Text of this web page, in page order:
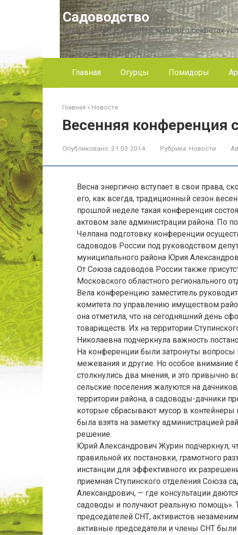
Садоводство
Садоводство — интернет журнал о секретах
другое!
Главная Огурцы Помидоры
Главная » Новости
Весенняя конференция
Опубликовано: 31.03.2014 Рубрика: Новости
Весна энергично вступает в свои права,
его, как всегда, традиционный сезон
прошлой неделе такая конференция
актовом зале администрации района. По
Челпана подготовку конференции
садоводов России под руководством
муниципального района Юрия
От Союза садоводов России также
Московского областного регионального
Вела конференцию заместитель
комитета по управлению имуществом
она отметила, что на сегодняшний день
товариществ. Их на территории
Николаевна подчеркнула важность
На конференции были затронуты вопросы
межевания и другие. Но особое внимание
столкнулись два мнения, и это привычно
сельские поселения жалуются на
территории района, а садоводы-дачники
которые сбрасывают мусор в
была взята на заметку администрацией
решение.
Юрий Александрович Журин подчеркнул,
правильной их постановки, грамотного
инстанции для эффективного их
приемная Ступинского отделения Союза
Александрович, — где консультации
садоводы и получают реальную помощь».
председателей СНТ, активистов
активные председатели и члены СНТ